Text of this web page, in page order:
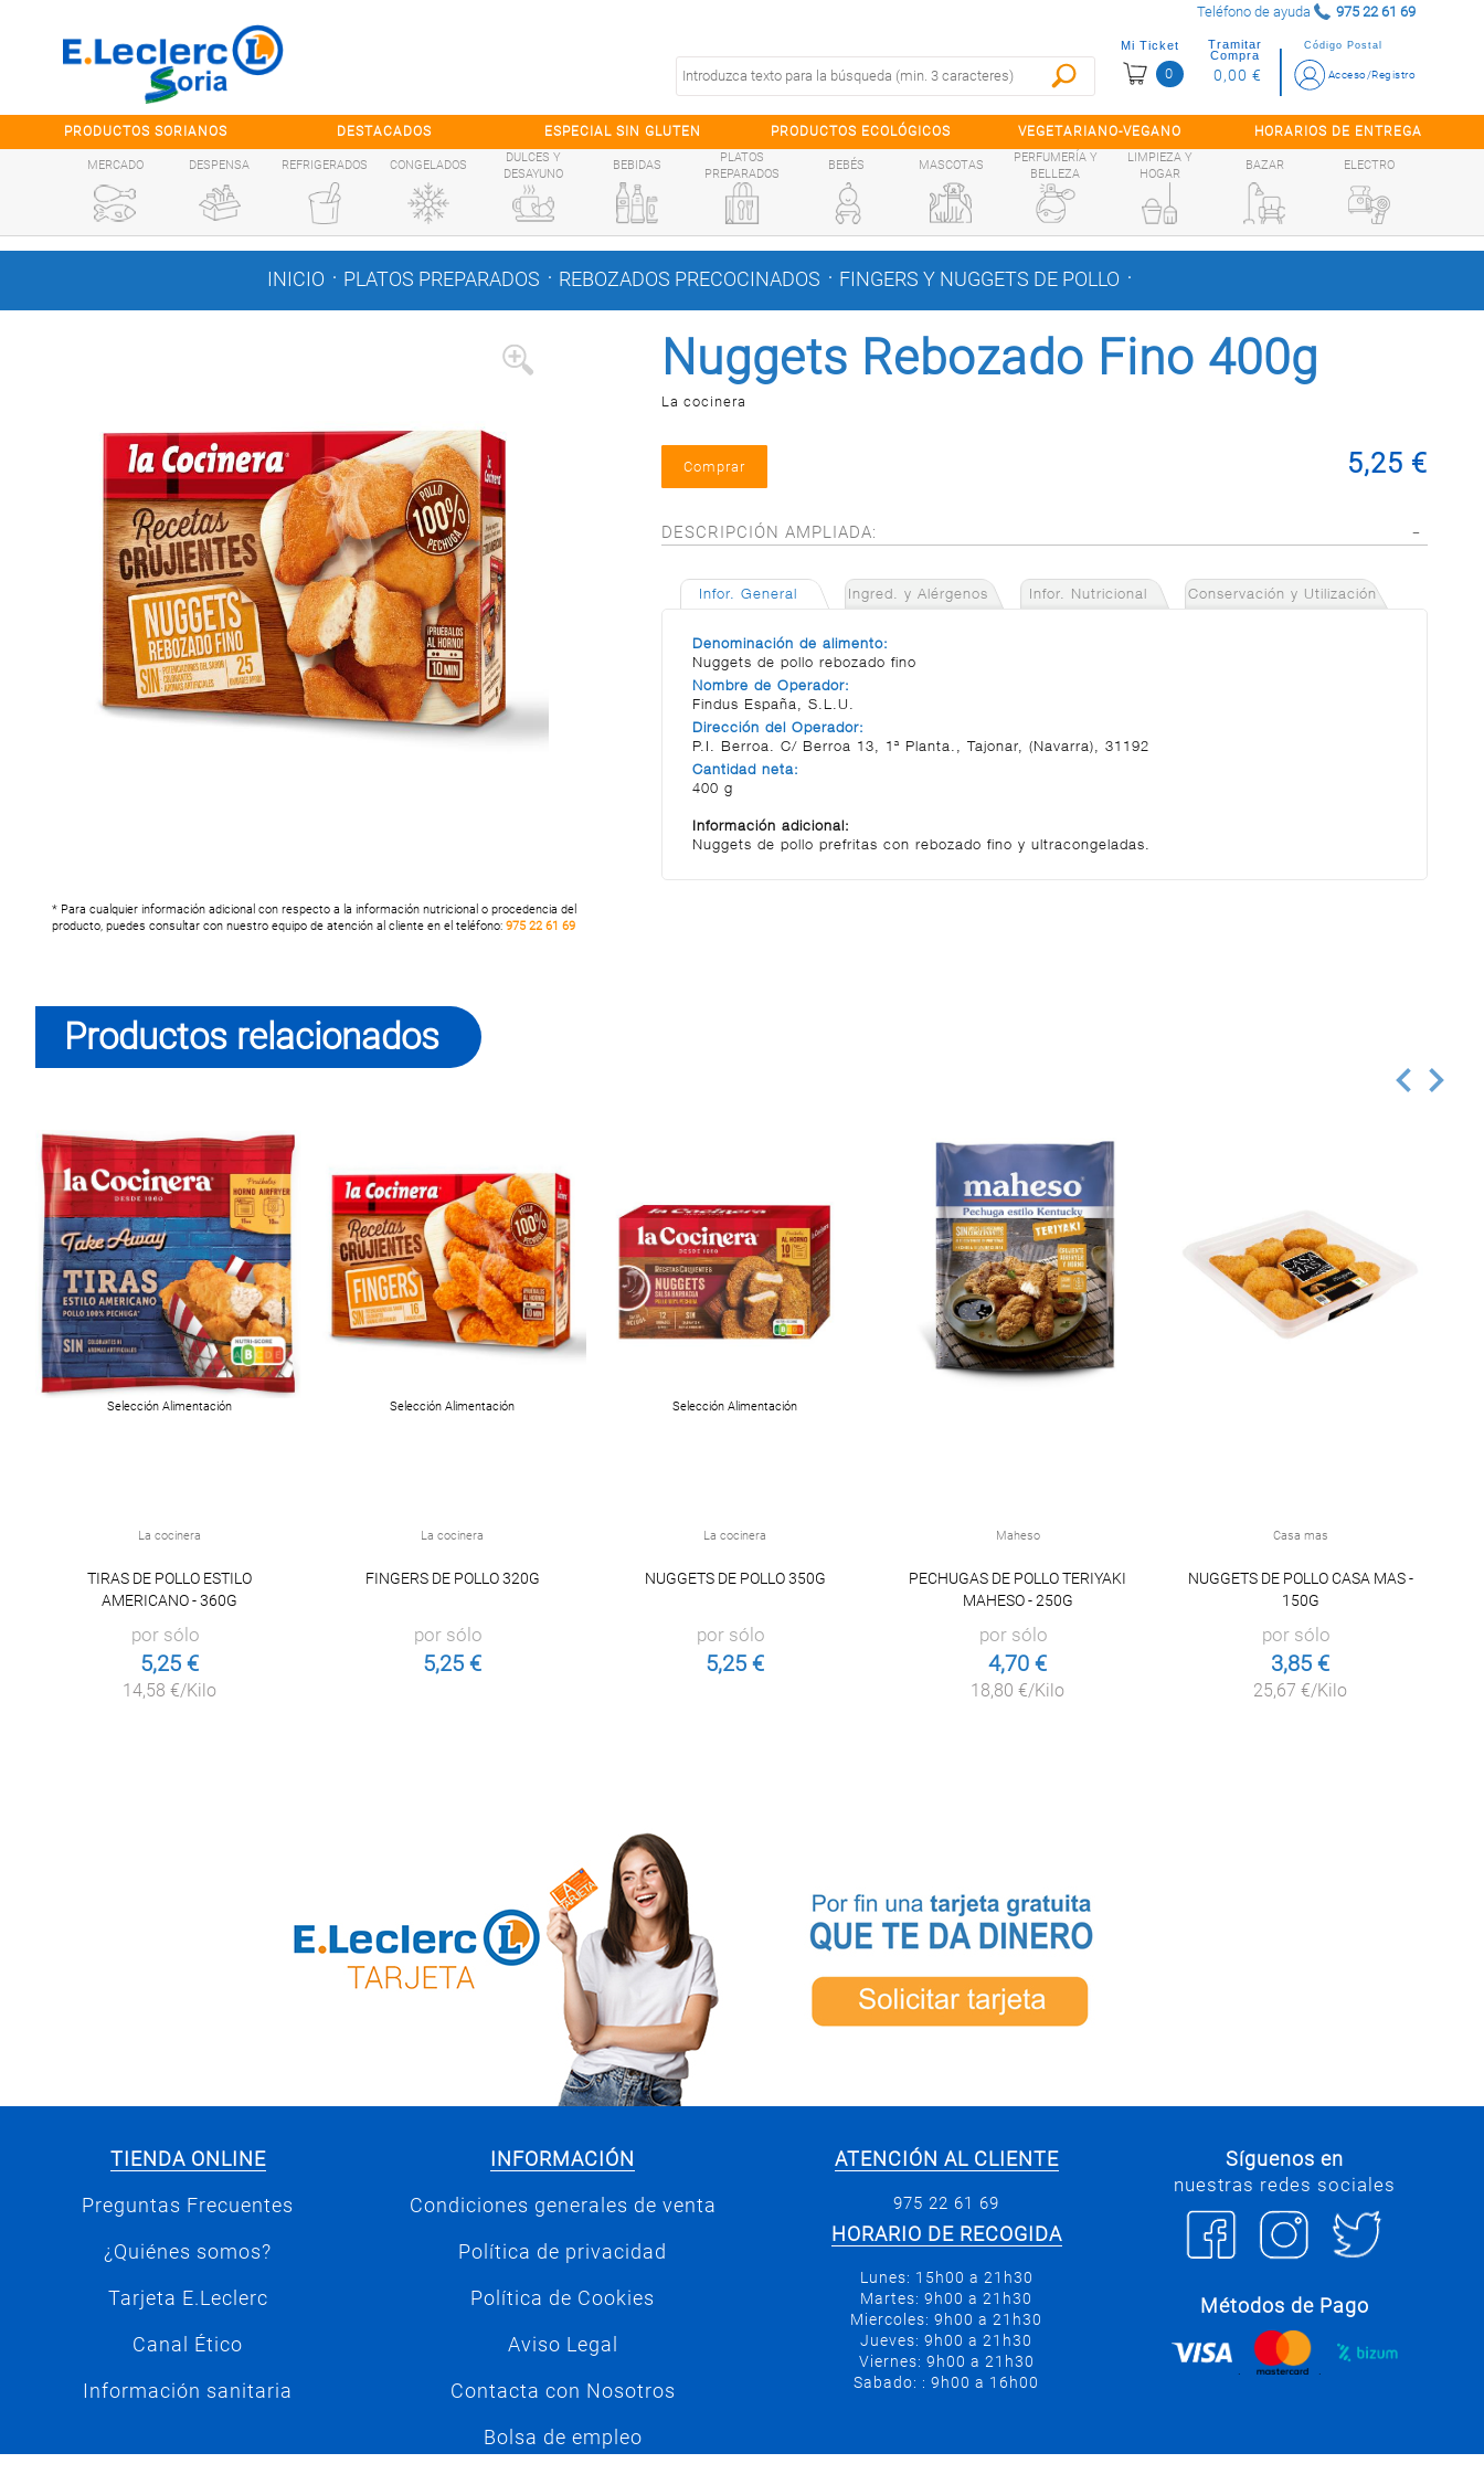
Teléfono de ayuda 975 22 61 69
Código Postal
Acceso/Registro
Mi Ticket
0
Tramitar
Compra
0,00 €
PRODUCTOS SORIANOS DESTACADOS ESPECIAL SIN GLUTEN PRODUCTOS ECOLÓGICOS VEGETARIANO-VEGANO HORARIOS DE ENTREGA
MERCADO DESPENSA REFRIGERADOS CONGELADOS
DULCES Y
DESAYUNO
BEBIDAS
PLATOS
PREPARADOS
BEBÉS MASCOTAS
PERFUMERÍA Y
BELLEZA
LIMPIEZA Y
HOGAR
BAZAR ELECTRO
INICIO . PLATOS PREPARADOS . REBOZADOS PRECOCINADOS . FINGERS Y NUGGETS DE POLLO .
Nuggets Rebozado Fino 400g
La cocinera
5,25 €
DESCRIPCIÓN AMPLIADA:
Infor. General Ingred. y Alérgenos Infor. Nutricional Conservación y Utilización
Denominación de alimento:
Nuggets de pollo rebozado fino
Nombre de Operador:
Findus España, S.L.U.
Dirección del Operador:
P.I. Berroa. C/ Berroa 13, 1ª Planta., Tajonar, (Navarra), 31192
Cantidad neta:
400 g
Información adicional:
Nuggets de pollo prefritas con rebozado fino y ultracongeladas.
* Para cualquier información adicional con respecto a la información nutricional o procedencia del
producto, puedes consultar con nuestro equipo de atención al cliente en el teléfono: 975 22 61 69
Productos relacionados
Selección Alimentación
La cocinera
TIRAS DE POLLO ESTILO
AMERICANO - 360G
por sólo
5,25 €
14,58 €/Kilo
Selección Alimentación
La cocinera
FINGERS DE POLLO 320G
por sólo
5,25 €
Selección Alimentación
La cocinera
NUGGETS DE POLLO 350G
por sólo
5,25 €
Maheso
PECHUGAS DE POLLO TERIYAKI
MAHESO - 250G
por sólo
4,70 €
18,80 €/Kilo
Casa mas
NUGGETS DE POLLO CASA MAS -
150G
por sólo
3,85 €
25,67 €/Kilo
TIENDA ONLINE
Preguntas Frecuentes
¿Quiénes somos?
Tarjeta E.Leclerc
Canal Ético
Información sanitaria
INFORMACIÓN
Condiciones generales de venta
Política de privacidad
Política de Cookies
Aviso Legal
Contacta con Nosotros
Bolsa de empleo
ATENCIÓN AL CLIENTE
975 22 61 69
HORARIO DE RECOGIDA
Lunes: 15h00 a 21h30
Martes: 9h00 a 21h30
Miercoles: 9h00 a 21h30
Jueves: 9h00 a 21h30
Viernes: 9h00 a 21h30
Sabado: : 9h00 a 16h00
Síguenos en
nuestras redes sociales
Métodos de Pago
. .